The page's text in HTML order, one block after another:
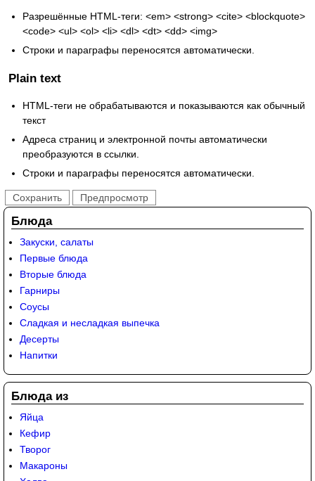
Разрешённые HTML-теги: <em> <strong> <cite> <blockquote>
<code> <ul> <ol> <li> <dl> <dt> <dd> <img>
Строки и параграфы переносятся автоматически.
Plain text
HTML-теги не обрабатываются и показываются как обычный
текст
Адреса страниц и электронной почты автоматически
преобразуются в ссылки.
Строки и параграфы переносятся автоматически.
Блюда
Закуски, салаты
Первые блюда
Вторые блюда
Гарниры
Соусы
Сладкая и несладкая выпечка
Десерты
Напитки
Блюда из
Яйца
Кефир
Творог
Макароны